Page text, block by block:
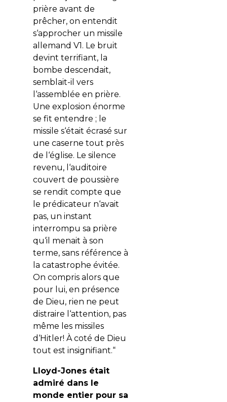
prière avant de
prêcher, on entendit
s‘approcher un missile
allemand V1. Le bruit
devint terrifiant, la
bombe descendait,
semblait-il vers
l‘assemblée en prière.
Une explosion énorme
se fit entendre ; le
missile s‘était écrasé sur
une caserne tout près
de l‘église. Le silence
revenu, l‘auditoire
couvert de poussière
se rendit compte que
le prédicateur n‘avait
pas, un instant
interrompu sa prière
qu‘il menait à son
terme, sans référence à
la catastrophe évitée.
On compris alors que
pour lui, en présence
de Dieu, rien ne peut
distraire l‘attention, pas
même les missiles
d‘Hitler! À coté de Dieu
tout est insignifiant.“
Lloyd-Jones était
admiré dans le
monde entier pour sa